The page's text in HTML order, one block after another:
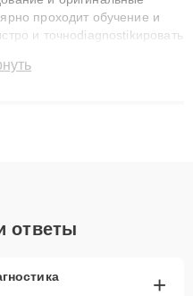
проходит обучение и
и точноdiagnostikировать
случаи: от замены
ответы
+